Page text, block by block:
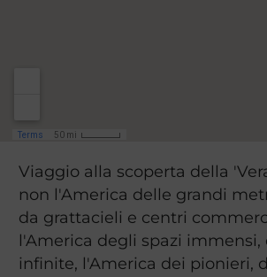
Viaggio alla scoperta della
non l'America delle grandi
da grattacieli e centri
l'America degli spazi immensi,
infinite, l'America dei pionieri,